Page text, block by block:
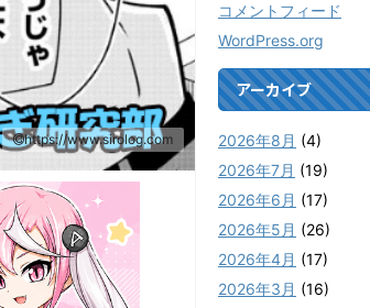
https://www.sirolog.com
コメントフィード
WordPress.org
アーカイブ
2026年8月 (4)
2026年7月 (19)
2026年6月 (17)
2026年5月 (26)
2026年4月 (17)
2026年3月 (16)